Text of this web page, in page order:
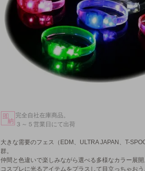
完全自社在庫商品。
３～５営業日にて出荷
大きな需要のフェス（EDM、ULTRA JAPAN、T-
群。
仲間と色違いで楽しみながら選べる多様なカラー展開
コスプレに光るアイテムをプラスして目立っちゃおう